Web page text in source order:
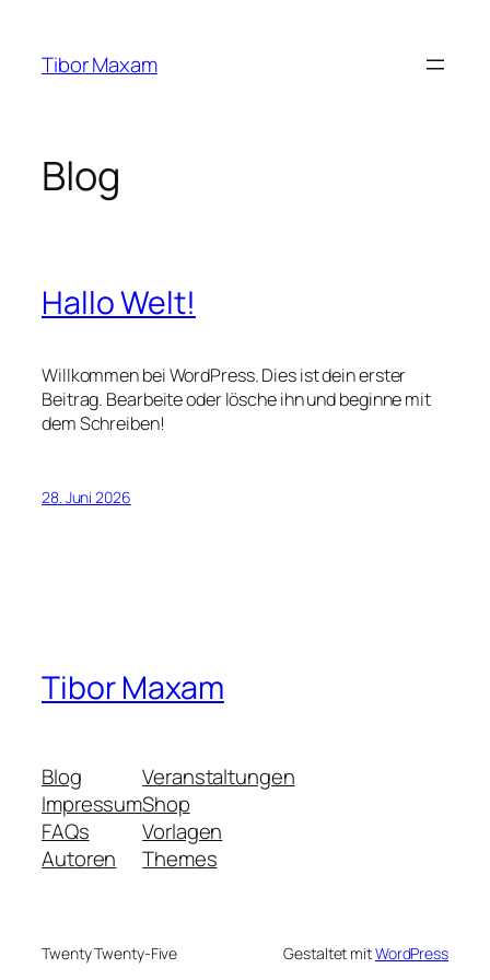
springen
Tibor Maxam
Blog
Hallo Welt!
Willkommen bei WordPress. Dies ist dein erster
Beitrag. Bearbeite oder lösche ihn und beginne mit
dem Schreiben!
28. Juni 2026
Tibor Maxam
Blog
Impressum
FAQs
Autoren
Veranstaltungen
Shop
Vorlagen
Themes
Twenty Twenty-Five Gestaltet mitWordPress